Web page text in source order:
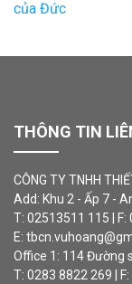
của Đức
THÔNG TIN
CÔNG TY TNHH
Add: Khu 2 - Ấp 7 -
T: 02513511 115 |
E:
Office 1: 114 Đường
T: 0283 8822 269 |